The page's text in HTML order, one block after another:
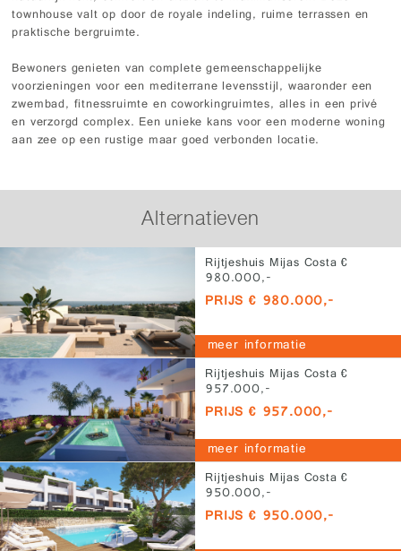
townhouse valt op door de royale indeling, ruime terrassen en
praktische bergruimte.
Bewoners genieten van complete gemeenschappelijke
voorzieningen voor een mediterrane levensstijl, waaronder een
zwembad, fitnessruimte en coworkingruimtes, alles in een privé
en verzorgd complex. Een unieke kans voor een moderne woning
aan zee op een rustige maar goed verbonden locatie.
Alternatieven
Rijtjeshuis Mijas Costa €
980.000,-
PRIJS € 980.000,-
meer informatie
Rijtjeshuis Mijas Costa €
957.000,-
PRIJS € 957.000,-
meer informatie
Rijtjeshuis Mijas Costa €
950.000,-
PRIJS € 950.000,-